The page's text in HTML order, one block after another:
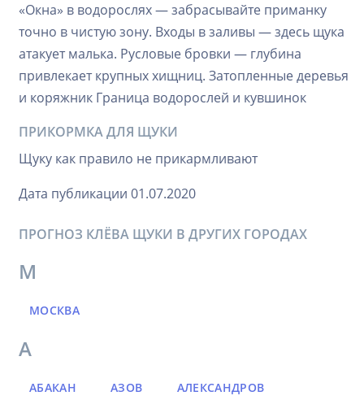
«Окна» в водорослях — забрасывайте приманку
точно в чистую зону. Входы в заливы — здесь щука
атакует малька. Русловые бровки — глубина
привлекает крупных хищниц. Затопленные деревья
и коряжник Граница водорослей и кувшинок
ПРИКОРМКА ДЛЯ ЩУКИ
Щуку как правило не прикармливают
Дата публикации 01.07.2020
ПРОГНОЗ КЛЁВА ЩУКИ В ДРУГИХ ГОРОДАХ
М
МОСКВА
А
АБАКАН АЗОВ АЛЕКСАНДРОВ